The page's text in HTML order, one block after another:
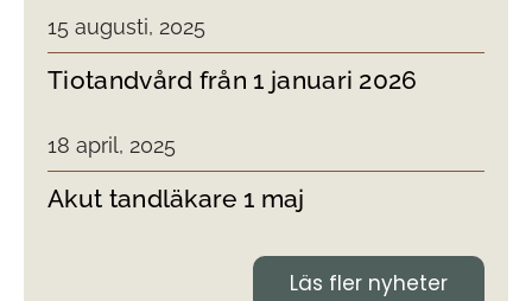
15 augusti, 2025
Tiotandvård från 1 januari 2026
18 april, 2025
Akut tandläkare 1 maj
Läs fler nyheter